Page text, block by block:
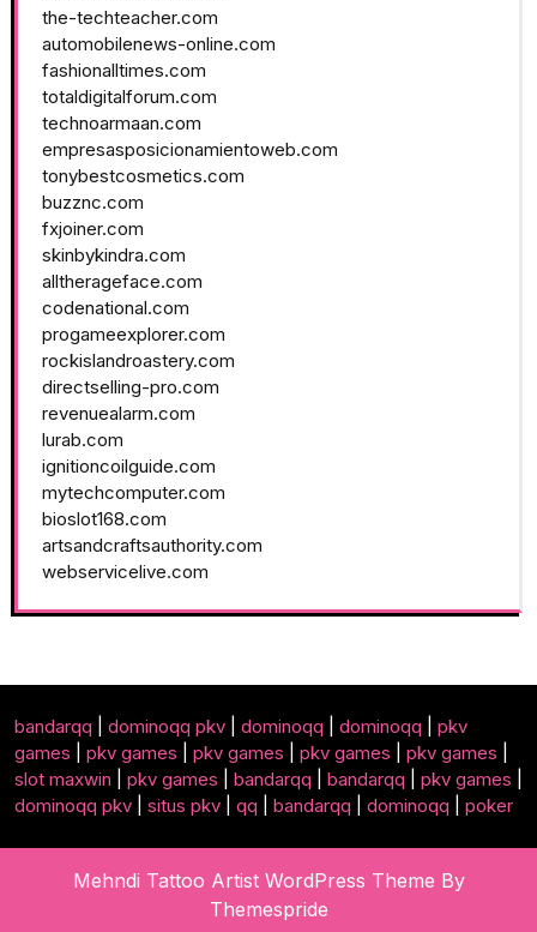
the-techteacher.com
automobilenews-online.com
fashionalltimes.com
totaldigitalforum.com
technoarmaan.com
empresasposicionamientoweb.com
tonybestcosmetics.com
buzznc.com
fxjoiner.com
skinbykindra.com
alltherageface.com
codenational.com
progameexplorer.com
rockislandroastery.com
directselling-pro.com
revenuealarm.com
lurab.com
ignitioncoilguide.com
mytechcomputer.com
bioslot168.com
artsandcraftsauthority.com
webservicelive.com
bandarqq dominoqq pkv dominoqq dominoqq
pkv
games
pkv games pkv games pkv games pkv games
slot maxwin
pkv games bandarqq bandarqq pkv games
dominoqq pkv
situs pkv qq bandarqq dominoqq poker
Mehndi Tattoo Artist WordPress Theme By
Themespride